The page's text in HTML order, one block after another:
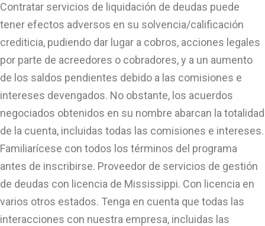
Contratar servicios de liquidación de deudas puede
tener efectos adversos en su solvencia/calificación
crediticia, pudiendo dar lugar a cobros, acciones legales
por parte de acreedores o cobradores, y a un aumento
de los saldos pendientes debido a las comisiones e
intereses devengados. No obstante, los acuerdos
negociados obtenidos en su nombre abarcan la totalidad
de la cuenta, incluidas todas las comisiones e intereses.
Familiarícese con todos los términos del programa
antes de inscribirse. Proveedor de servicios de gestión
de deudas con licencia de Mississippi. Con licencia en
varios otros estados. Tenga en cuenta que todas las
interacciones con nuestra empresa, incluidas las